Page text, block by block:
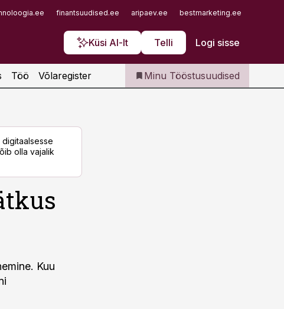
finantsuudised.ee aripaev.ee bestmarketing.ee
Küsi AI-lt Telli Logi sisse
Iseteenindus
Telli Tööstusuudised
Töö Võlaregister Minu Tööstusuudised
olla vajalik
Kuu